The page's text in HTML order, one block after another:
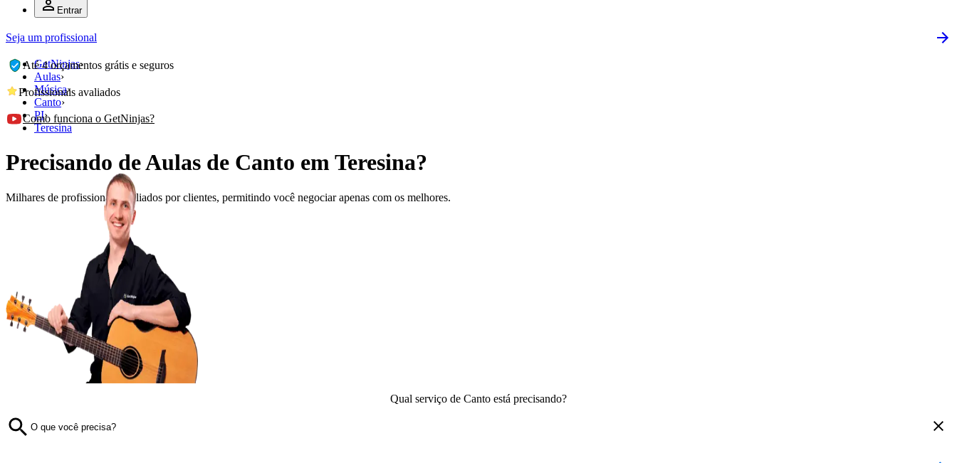
Entrar
Seja um profissional
GetNinjas›
Aulas›
Música›
Canto›
PI›
Teresina
Precisando de Aulas de Canto em Teresina?
Milhares de profissionais avaliados por clientes, permitindo você negociar apenas com os melhores.
Até 4 orçamentos grátis e seguros
Profissionais avaliados
Como funciona o GetNinjas?
Qual serviço de Canto está precisando?